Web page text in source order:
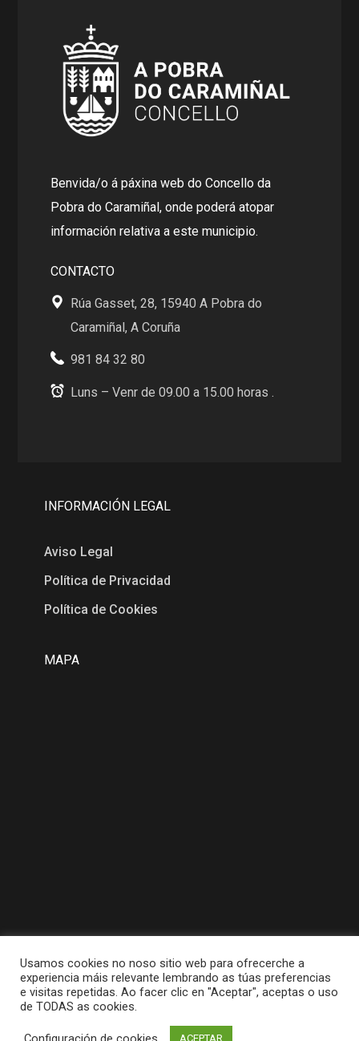
Benvida/o á páxina web do Concello da
Pobra do Caramiñal, onde poderá atopar
información relativa a este municipio.
CONTACTO
Rúa Gasset, 28, 15940 A Pobra do
Caramiñal, A Coruña
981 84 32 80
Luns – Venr de 09.00 a 15.00 horas .
INFORMACIÓN LEGAL
Aviso Legal
Política de Privacidad
Política de Cookies
MAPA
Usamos cookies no noso sitio web para ofrecerche a
experiencia máis relevante lembrando as túas preferencias
e visitas repetidas. Ao facer clic en "Aceptar", aceptas o uso
de TODAS as cookies.
ACEPTAR